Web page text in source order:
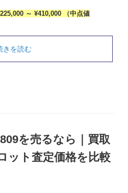
～ ¥410,000 （中点値
きを読む
を売るなら｜買取
ット査定価格を比較